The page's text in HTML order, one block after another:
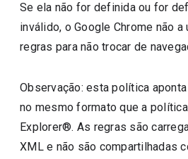
Se ela não for definida ou for
inválido, o Google Chrome não
regras para não trocar de
Observação: esta política
no mesmo formato que a
Explorer®. As regras são
XML e não são compartilhadas